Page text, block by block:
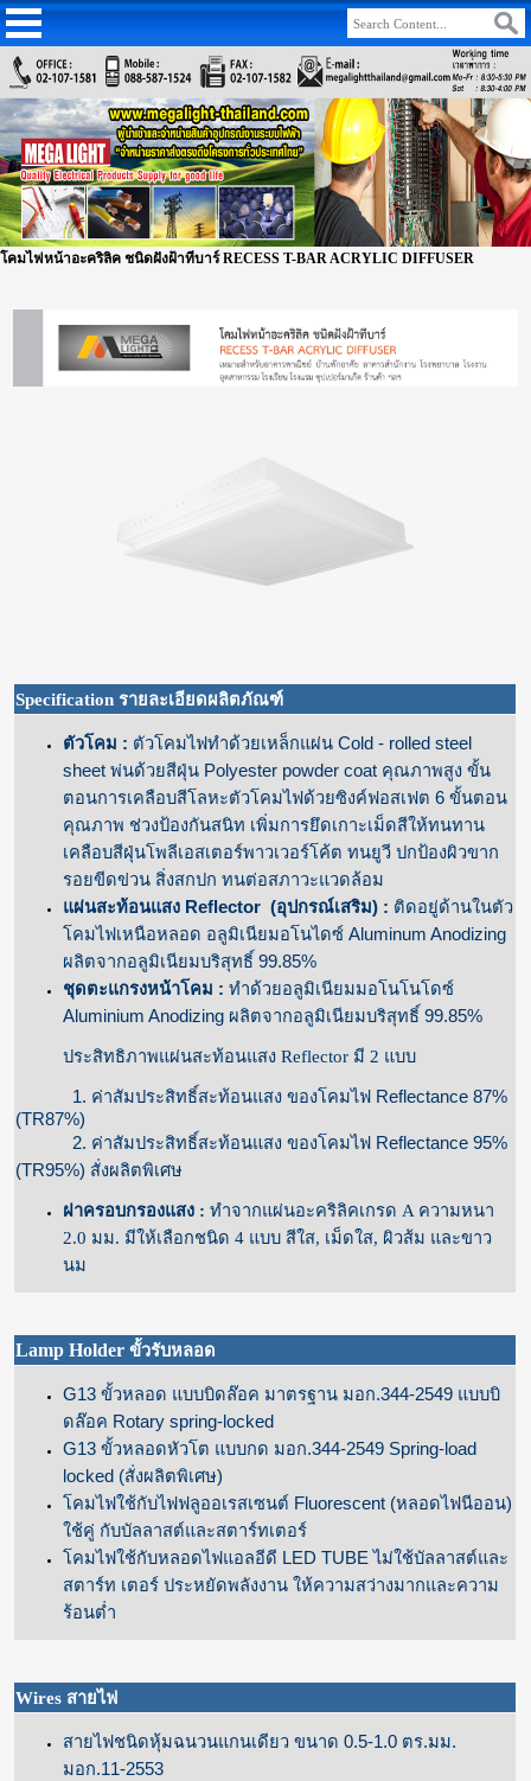
โคมไฟหน้าอะคริลิค ชนิดฝังฝ้าทีบาร์ RECESS T-BAR ACRYLIC DIFFUSER
Specificationรายละเอียดผลิตภัณฑ์
ตัวโคม : ตัวโคมไฟทำด้วยเหล็กแผ่น Cold - rolled steel
sheet พ่นด้วยสีฝุ่น Polyester powder coat คุณภาพสูง ขั้น
ตอนการเคลือบสีโลหะตัวโคมไฟด้วยซิงค์ฟอสเฟต 6 ขั้นตอน
คุณภาพ ช่วงป้องกันสนิท เพิ่มการยึดเกาะเม็ดสีให้ทนทาน
เคลือบสีฝุ่นโพลีเอสเตอร์พาวเวอร์โค้ต ทนยูวี ปกป้องผิวขาก
รอยขีดข่วน สิ่งสกปก ทนต่อสภาวะแวดล้อม
แผ่นสะท้อนแสง Reflector (อุปกรณ์เสริม) : ติดอยู่ด้านในตัว
โคมไฟเหนือหลอด อลูมิเนียมอโนไดซ์ Aluminum Anodizing
ผลิตจากอลูมิเนียมบริสุทธิ์ 99.85%
ชุดตะแกรงหน้าโคม : ทำด้วยอลูมิเนียมมอโนโนโดซ์
Aluminium Anodizing ผลิตจากอลูมิเนียมบริสุทธิ์ 99.85%
ประสิทธิภาพแผ่นสะท้อนแสง Reflector มี 2 แบบ
1. ค่าสัมประสิทธิ์สะท้อนแสง ของโคมไฟ Reflectance 87%
(TR87%)
2. ค่าสัมประสิทธิ์สะท้อนแสง ของโคมไฟ Reflectance 95%
(TR95%) สั่งผลิตพิเศษ
ฝาครอบกรองแสง : ทำจากแผ่นอะคริลิคเกรด A ความหนา
2.0 มม. มีให้เลือกชนิด 4 แบบ สีใส, เม็ดใส, ผิวส้ม และขาว
นม
Lamp Holderขั้วรับหลอด
G13 ขั้วหลอด แบบบิดล๊อค มาตรฐาน มอก.344-2549 แบบบิ
ดล๊อค Rotary spring-locked
G13 ขั้วหลอดหัวโต แบบกด มอก.344-2549 Spring-load
locked (สั่งผลิตพิเศษ)
โคมไฟใช้กับไฟฟลูออเรสเซนต์ Fluorescent (หลอดไฟนีออน)
ใช้คู่ กับบัลลาสต์และสตาร์ทเตอร์
โคมไฟใช้กับหลอดไฟแอลอีดี LED TUBE ไม่ใช้บัลลาสต์และ
สตาร์ท เตอร์ ประหยัดพลังงาน ให้ความสว่างมากและความ
ร้อนต่ำ
Wires สายไฟ
สายไฟชนิดหุ้มฉนวนแกนเดียว ขนาด 0.5-1.0 ตร.มม.
มอก.11-2553